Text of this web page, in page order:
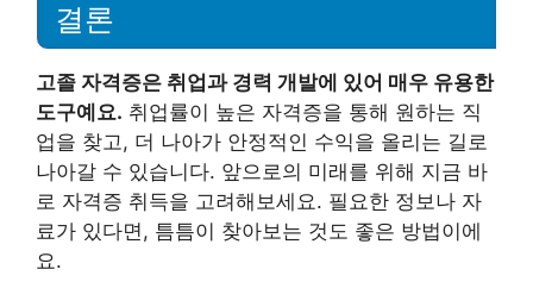
결론
고졸 자격증은 취업과 경력 개발에 있어 매우 유용한
도구예요. 취업률이 높은 자격증을 통해 원하는 직
업을 찾고, 더 나아가 안정적인 수익을 올리는 길로
나아갈 수 있습니다. 앞으로의 미래를 위해 지금 바
로 자격증 취득을 고려해보세요. 필요한 정보나 자
료가 있다면, 틈틈이 찾아보는 것도 좋은 방법이에
요.